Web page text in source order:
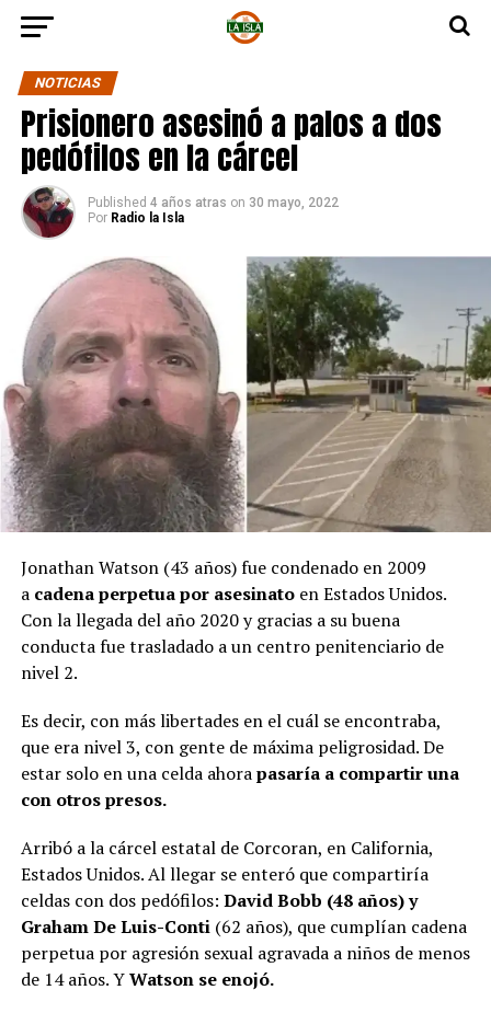
NOTICIAS
Prisionero asesinó a palos a dos
pedófilos en la cárcel
Published 4 años atras on 30 mayo, 2022
Por Radio la Isla
Jonathan Watson (43 años) fue condenado en 2009
a cadena perpetua por asesinatoen Estados Unidos.
Con la llegada del año 2020 y gracias a su buena
conducta fue trasladado a un centro penitenciario de
nivel 2.
Es decir, con más libertades en el cuál se encontraba,
que era nivel 3, con gente de máxima peligrosidad. De
estar solo en una celda ahorapasaría a compartir una
con otros presos.
Arribó a la cárcel estatal de Corcoran, en California,
Estados Unidos. Al llegar se enteró que compartiría
celdas con dos pedófilos: David Bobb (48 años) y
Graham De Luis-Conti (62 años), que cumplían cadena
perpetua por agresión sexual agravada a niños de menos
de 14 años. YWatson se enojó.